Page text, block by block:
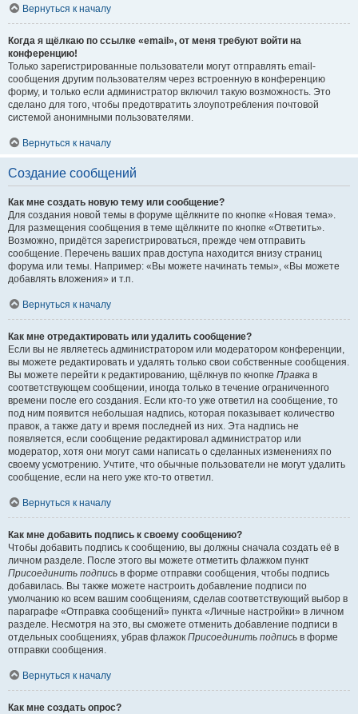
Вернуться к началу
Когда я щёлкаю по ссылке «email», от меня требуют войти на
конференцию!
Только зарегистрированные пользователи могут отправлять email-
сообщения другим пользователям через встроенную в конференцию
форму, и только если администратор включил такую возможность. Это
сделано для того, чтобы предотвратить злоупотребления почтовой
системой анонимными пользователями.
Вернуться к началу
Создание сообщений
Как мне создать новую тему или сообщение?
Для создания новой темы в форуме щёлкните по кнопке «Новая тема».
Для размещения сообщения в теме щёлкните по кнопке «Ответить».
Возможно, придётся зарегистрироваться, прежде чем отправить
сообщение. Перечень ваших прав доступа находится внизу страниц
форума или темы. Например: «Вы можете начинать темы», «Вы можете
добавлять вложения» и т.п.
Вернуться к началу
Как мне отредактировать или удалить сообщение?
Если вы не являетесь администратором или модератором конференции,
вы можете редактировать и удалять только свои собственные сообщения.
Вы можете перейти к редактированию, щёлкнув по кнопке Правка в
соответствующем сообщении, иногда только в течение ограниченного
времени после его создания. Если кто-то уже ответил на сообщение, то
под ним появится небольшая надпись, которая показывает количество
правок, а также дату и время последней из них. Эта надпись не
появляется, если сообщение редактировал администратор или
модератор, хотя они могут сами написать о сделанных изменениях по
своему усмотрению. Учтите, что обычные пользователи не могут удалить
сообщение, если на него уже кто-то ответил.
Вернуться к началу
Как мне добавить подпись к своему сообщению?
Чтобы добавить подпись к сообщению, вы должны сначала создать её в
личном разделе. После этого вы можете отметить флажком пункт
Присоединить подпись в форме отправки сообщения, чтобы подпись
добавилась. Вы также можете настроить добавление подписи по
умолчанию ко всем вашим сообщениям, сделав соответствующий выбор в
параграфе «Отправка сообщений» пункта «Личные настройки» в личном
разделе. Несмотря на это, вы сможете отменить добавление подписи в
отдельных сообщениях, убрав флажок Присоединить подпись в форме
отправки сообщения.
Вернуться к началу
Как мне создать опрос?